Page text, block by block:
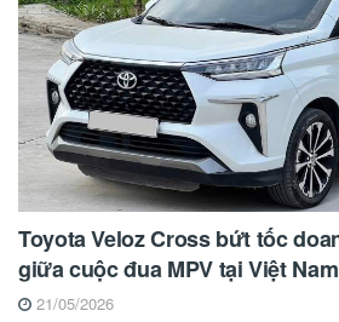
Toyota Veloz Cross bứt tốc
giữa cuộc đua MPV tại Việt Nam
21/05/2026